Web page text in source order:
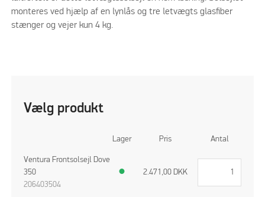
monteres ved hjælp af en lynlås og tre letvægts glasfiber
stænger og vejer kun 4 kg.
Vælg produkt
Lager Pris Antal
Ventura Frontsolsejl Dove
350
206403504
● 2.471,00 DKK